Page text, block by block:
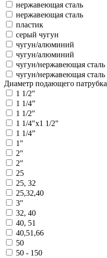
нержавеющая сталь
нержавеющая сталь
пластик
серый чугун
чугун/алюминий
чугун/алюминий
чугун/нержавеющая сталь
чугун/нержавеющая сталь
Диаметр подающего патрубка
1 1/2"
1 1/4”
1 1/2"
1 1/4"x1 1/2"
1 1/4”
1"
2"
2"
25
25, 32
25,32,40
3"
32, 40
40, 51
40,51,66
50
50 - 150